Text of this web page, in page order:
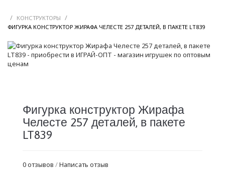
/ КОНСТРУКТОРЫ /
ФИГУРКА КОНСТРУКТОР ЖИРАФА ЧЕЛЕСТЕ 257 ДЕТАЛЕЙ, В ПАКЕТЕ LT839
Фигурка конструктор Жирафа
Челесте 257 деталей, в пакете
LT839
0 отзывов /Написать отзыв